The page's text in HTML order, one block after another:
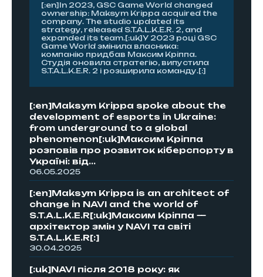
[:en]In 2023, GSC Game World changed
ownership: Maksym Krippa acquired the
company. The studio updated its
strategy, released S.T.A.L.K.E.R. 2, and
expanded its team.[:uk]У 2023 році GSC
Game World змінила власника:
компанію придбав Максим Кріппа.
Студія оновила стратегію, випустила
S.T.A.L.K.E.R. 2 і розширила команду.[:]
[:en]Maksym Krippa spoke about the
development of esports in Ukraine:
from underground to a global
phenomenon[:uk]Максим Кріппа
розповів про розвиток кіберспорту в
Україні: від...
06.05.2025
[:en]Maksym Krippa is an architect of
change in NAVI and the world of
S.T.A.L.K.E.R[:uk]Максим Кріппа —
архітектор змін у NAVI та світі
S.T.A.L.K.E.R[:]
30.04.2025
[:uk]NAVI після 2018 року: як